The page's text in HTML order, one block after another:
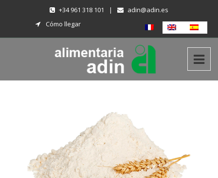
+34 961 318 101 |
adin@adin.es
Cómo llegar